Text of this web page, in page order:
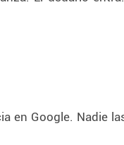
en Google. Nadie